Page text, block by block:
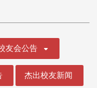
友会公告
杰出校友新闻